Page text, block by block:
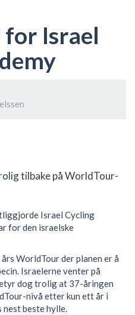
Israel
tilbake på WorldTour-
Israel Cycling
for den israelske
WorldTour der planen er å
Israelerne venter på
dog trolig at 37-åringen
nivå etter kun ett år i
nest beste hylle.